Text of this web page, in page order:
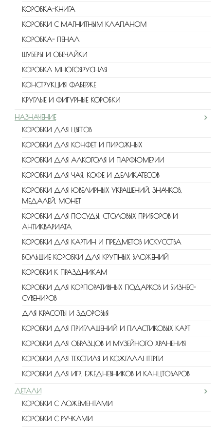
КОРОБКА-КНИГА
КОРОБКИ С МАГНИТНЫМ КЛАПАНОМ
КОРОБКА- ПЕНАЛ
ШУБЕРЫ И ОБЕЧАЙКИ
КОРОБКА МНОГОЯРУСНАЯ
КОНСТРУКЦИЯ ФАБЕРЖЕ
КРУГЛЫЕ И ФИГУРНЫЕ КОРОБКИ
НАЗНАЧЕНИЕ
КОРОБКИ ДЛЯ ЦВЕТОВ
КОРОБКИ ДЛЯ КОНФЕТ И ПИРОЖНЫХ
КОРОБКИ ДЛЯ АЛКОГОЛЯ И ПАРФЮМЕРИИ
КОРОБКИ ДЛЯ ЧАЯ, КОФЕ И ДЕЛИКАТЕСОВ
КОРОБКИ ДЛЯ ЮВЕЛИРНЫХ УКРАШЕНИЙ, ЗНАЧКОВ,
МЕДАЛЕЙ, МОНЕТ
КОРОБКИ ДЛЯ ПОСУДЫ, СТОЛОВЫХ ПРИБОРОВ И
АНТИКВАРИАТА
КОРОБКИ ДЛЯ КАРТИН И ПРЕДМЕТОВ ИСКУССТВА
БОЛЬШИЕ КОРОБКИ ДЛЯ КРУПНЫХ ВЛОЖЕНИЙ
КОРОБКИ К ПРАЗДНИКАМ
КОРОБКИ ДЛЯ КОРПОРАТИВНЫХ ПОДАРКОВ И БИЗНЕС-
СУВЕНИРОВ
ДЛЯ КРАСОТЫ И ЗДОРОВЬЯ
КОРОБКИ ДЛЯ ПРИГЛАШЕНИЙ И ПЛАСТИКОВЫХ КАРТ
КОРОБКИ ДЛЯ ОБРАЗЦОВ И МУЗЕЙНОГО ХРАНЕНИЯ
КОРОБКИ ДЛЯ ТЕКСТИЛЯ И КОЖГАЛАНТЕРЕИ
КОРОБКИ ДЛЯ ИГР, ЕЖЕДНЕВНИКОВ И КАНЦТОВАРОВ
ДЕТАЛИ
КОРОБКИ С ЛОЖЕМЕНТАМИ
КОРОБКИ С РУЧКАМИ